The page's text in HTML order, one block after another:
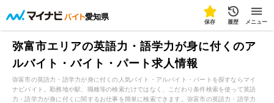
愛知県
保存 履歴 メニュー
弥富市エリアの英語力・語学力が身に付くのア
ルバイト・バイト・パート求人情報
弥富市の英語力・語学力が身に付くの人気バイト・アルバイト・パートを探すならマイ
ナビバイト。勤務地や駅、職種等の検索だけではなく、こだわり条件検索を使って英語
力・語学力が身に付くに関するお仕事を簡単に検索できます。弥富市の英語力・語学力